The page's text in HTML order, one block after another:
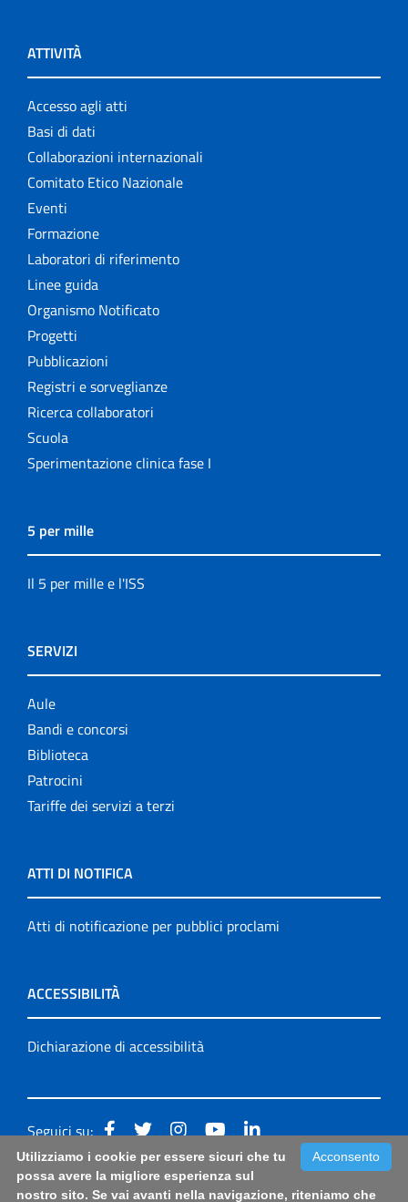
ATTIVITÀ
Accesso agli atti
Basi di dati
Collaborazioni internazionali
Comitato Etico Nazionale
Eventi
Formazione
Laboratori di riferimento
Linee guida
Organismo Notificato
Progetti
Pubblicazioni
Registri e sorveglianze
Ricerca collaboratori
Scuola
Sperimentazione clinica fase I
5 per mille
Il 5 per mille e l'ISS
SERVIZI
Aule
Bandi e concorsi
Biblioteca
Patrocini
Tariffe dei servizi a terzi
ATTI DI NOTIFICA
Atti di notificazione per pubblici proclami
ACCESSIBILITÀ
Dichiarazione di accessibilità
Seguici su:
Accessibilità: form di segnalazione di prima istanza per
Acconsento
Utilizziamo i cookie per essere sicuri che tu
possa avere la migliore esperienza sul
nostro sito. Se vai avanti nella navigazione, riteniamo che